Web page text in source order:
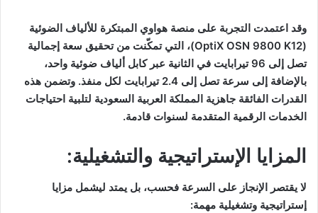
وقد اعتمدت التجربة على منصة هواوي المبتكرة للألياف الضوئية
(OptiX OSN 9800 K12)، التي تمكّنت من تحقيق سعة إجمالية
تصل إلى 96 تيرابايت في الثانية عبر كابل ألياف ضوئية واحد،
بالإضافة إلى سرعة تصل إلى 2.4 تيرابايت لكل منفذ. وتضمن هذه
القدرات الفائقة جاهزية المملكة العربية السعودية لتلبية احتياجات
الخدمات الرقمية المتقدمة لسنوات قادمة.
المزايا الإستراتيجية والتشغيلية:
لا يقتصر الإنجاز على السرعة فحسب، بل يمتد ليشمل مزايا
إستراتيجية وتشغيلية مهمة: